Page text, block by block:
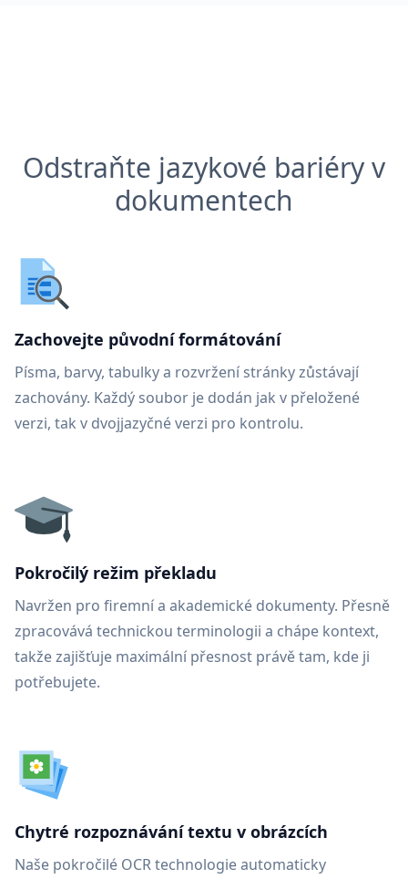
Odstraňte jazykové bariéry v
dokumentech
Zachovejte původní formátování
Písma, barvy, tabulky a rozvržení stránky zůstávají
zachovány. Každý soubor je dodán jak v přeložené
verzi, tak v dvojjazyčné verzi pro kontrolu.
Pokročilý režim překladu
Navržen pro firemní a akademické dokumenty. Přesně
zpracovává technickou terminologii a chápe kontext,
takže zajišťuje maximální přesnost právě tam, kde ji
potřebujete.
Chytré rozpoznávání textu v obrázcích
Naše pokročilé OCR technologie automaticky